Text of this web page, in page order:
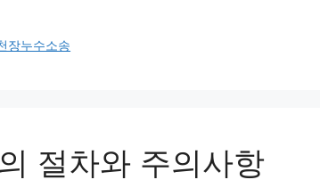
장누수소송
절차와 주의사항